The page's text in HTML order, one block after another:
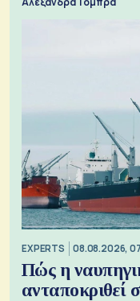
EXPERTS 08.08.2026,
Πώς η
ανταποκριθεί